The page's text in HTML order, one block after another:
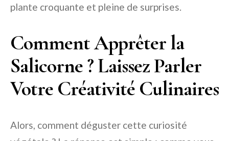
plante croquante et pleine de surprises.
Comment Apprêter la
Salicorne ? Laissez Parler
Votre Créativité Culinaires
Alors, comment déguster cette curiosité